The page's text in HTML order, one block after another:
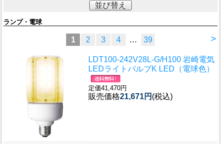
並び替え
ランプ・電球
>
1 2 3 4 … 39
LDT100-242V28L-G/H100 岩崎電気
LEDライトバルブK LED（電球色）
定価41,470円
販売価格21,671円 (税込)